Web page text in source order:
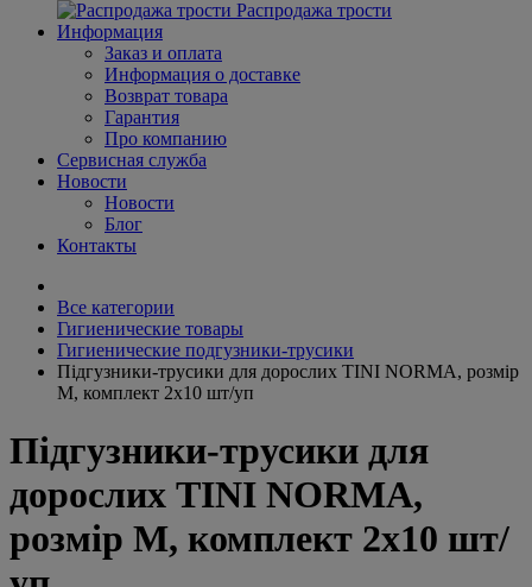
Распродажа трости
Информация
Заказ и оплата
Информация о доставке
Возврат товара
Гарантия
Про компанию
Сервисная служба
Новости
Новости
Блог
Контакты
Все категории
Гигиенические товары
Гигиенические подгузники-трусики
Підгузники-трусики для дорослих TINI NORMA, розмір
М, комплект 2х10 шт/уп
Підгузники-трусики для
дорослих TINI NORMA,
розмір М, комплект 2х10 шт/